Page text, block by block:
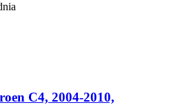
C4, 2004-2010,